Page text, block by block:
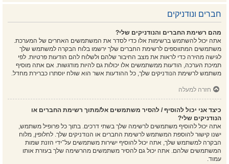
חברים ונודניקים
מהם רשימת החברים והנודניקים שלי?
אתה יכול להשתמש ברשימות אלו כדי לסדר את המשתמשים האחרים של המערכת.
משתמשים המתווספים לרשימת החברים שלך ירשמו בלוח הבקרה למשתמש שלך
לגישה מהירה כדי לראות את מצב החיבור שלהם ולשלוח להם הודעות פרטיות. לפי
תמיכת הערכה, הודעות ממשתמשים אלו יכולות גם להיות מודגשות. אם אתה מוסיף
משתמש לרשימת הנודניקים שלך, כל ההודעות אשר הוא שולח יוסתרו כברירת מחדל.
חזרה למעלה
כיצד אני יכול להוסיף / להסיר משתמשים אל/מתוך רשימת החברים או
הנודניקים שלי?
אתה יכול להוסיף משתמשים לרשימה שלך בשתי דרכים. בתוך כל פרופיל משתמש,
ישנו קישור להוספת המשתמש לרשימת החברים או הנודניקים שלך. לחלופין, מלוח
הבקרה למשתמש שלך, אתה יכול להוסיף ישירות משתמשים על־ידי הזנת שמות
המשתמשים שלהם. אתה יכול גם להסיר משתמשים מהרשימה שלך בעזרת אותו
עמוד.